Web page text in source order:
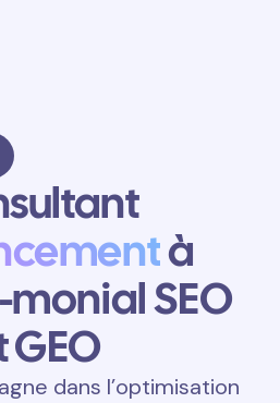
à
SEO
GEO
dans l’optimisation